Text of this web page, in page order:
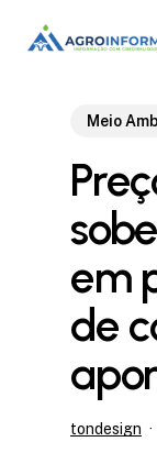
Meio
em
de
tondesign